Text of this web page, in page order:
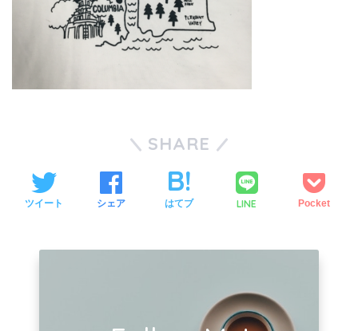
SHARE
ツイート シェア はてブ LINE Pocket